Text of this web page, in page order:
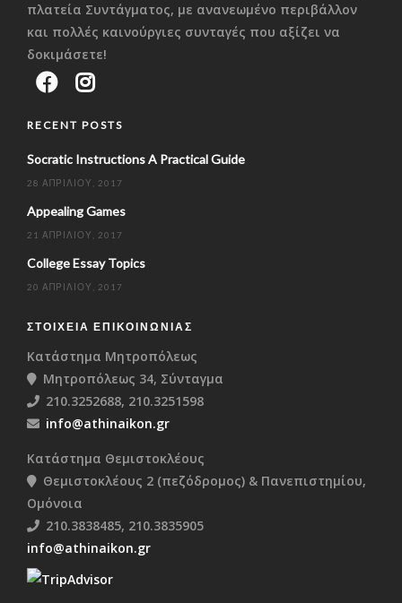
πλατεία Συντάγματος, με ανανεωμένο περιβάλλον
και πολλές καινούργιες συνταγές που αξίζει να
δοκιμάσετε!
RECENT POSTS
Socratic Instructions A Practical Guide
28 ΑΠΡΙΛΊΟΥ, 2017
Appealing Games
21 ΑΠΡΙΛΊΟΥ, 2017
College Essay Topics
20 ΑΠΡΙΛΊΟΥ, 2017
ΣΤΟΙΧΕΊΑ ΕΠΙΚΟΙΝΩΝΊΑΣ
Κατάστημα Μητροπόλεως
Μητροπόλεως 34, Σύνταγμα
210.3252688, 210.3251598
info@athinaikon.gr
Κατάστημα Θεμιστοκλέους
Θεμιστοκλέους 2 (πεζόδρομος) & Πανεπιστημίου,
Ομόνοια
210.3838485, 210.3835905
info@athinaikon.gr